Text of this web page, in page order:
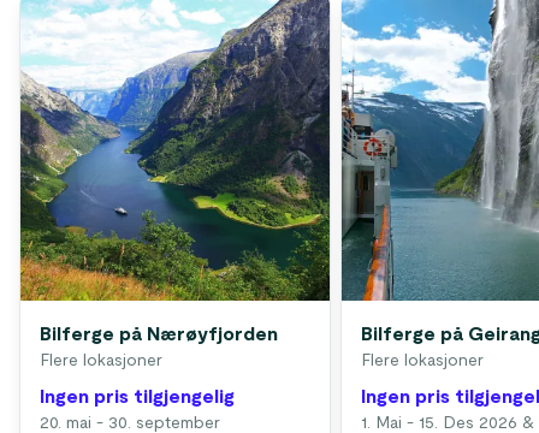
Bilferge på Nærøyfjorden
Flere lokasjoner
Ingen pris tilgjengelig
20. mai - 30. september
Bilferge på
Flere lokasjoner
Ingen pris
1. Mai - 15. Des 2026